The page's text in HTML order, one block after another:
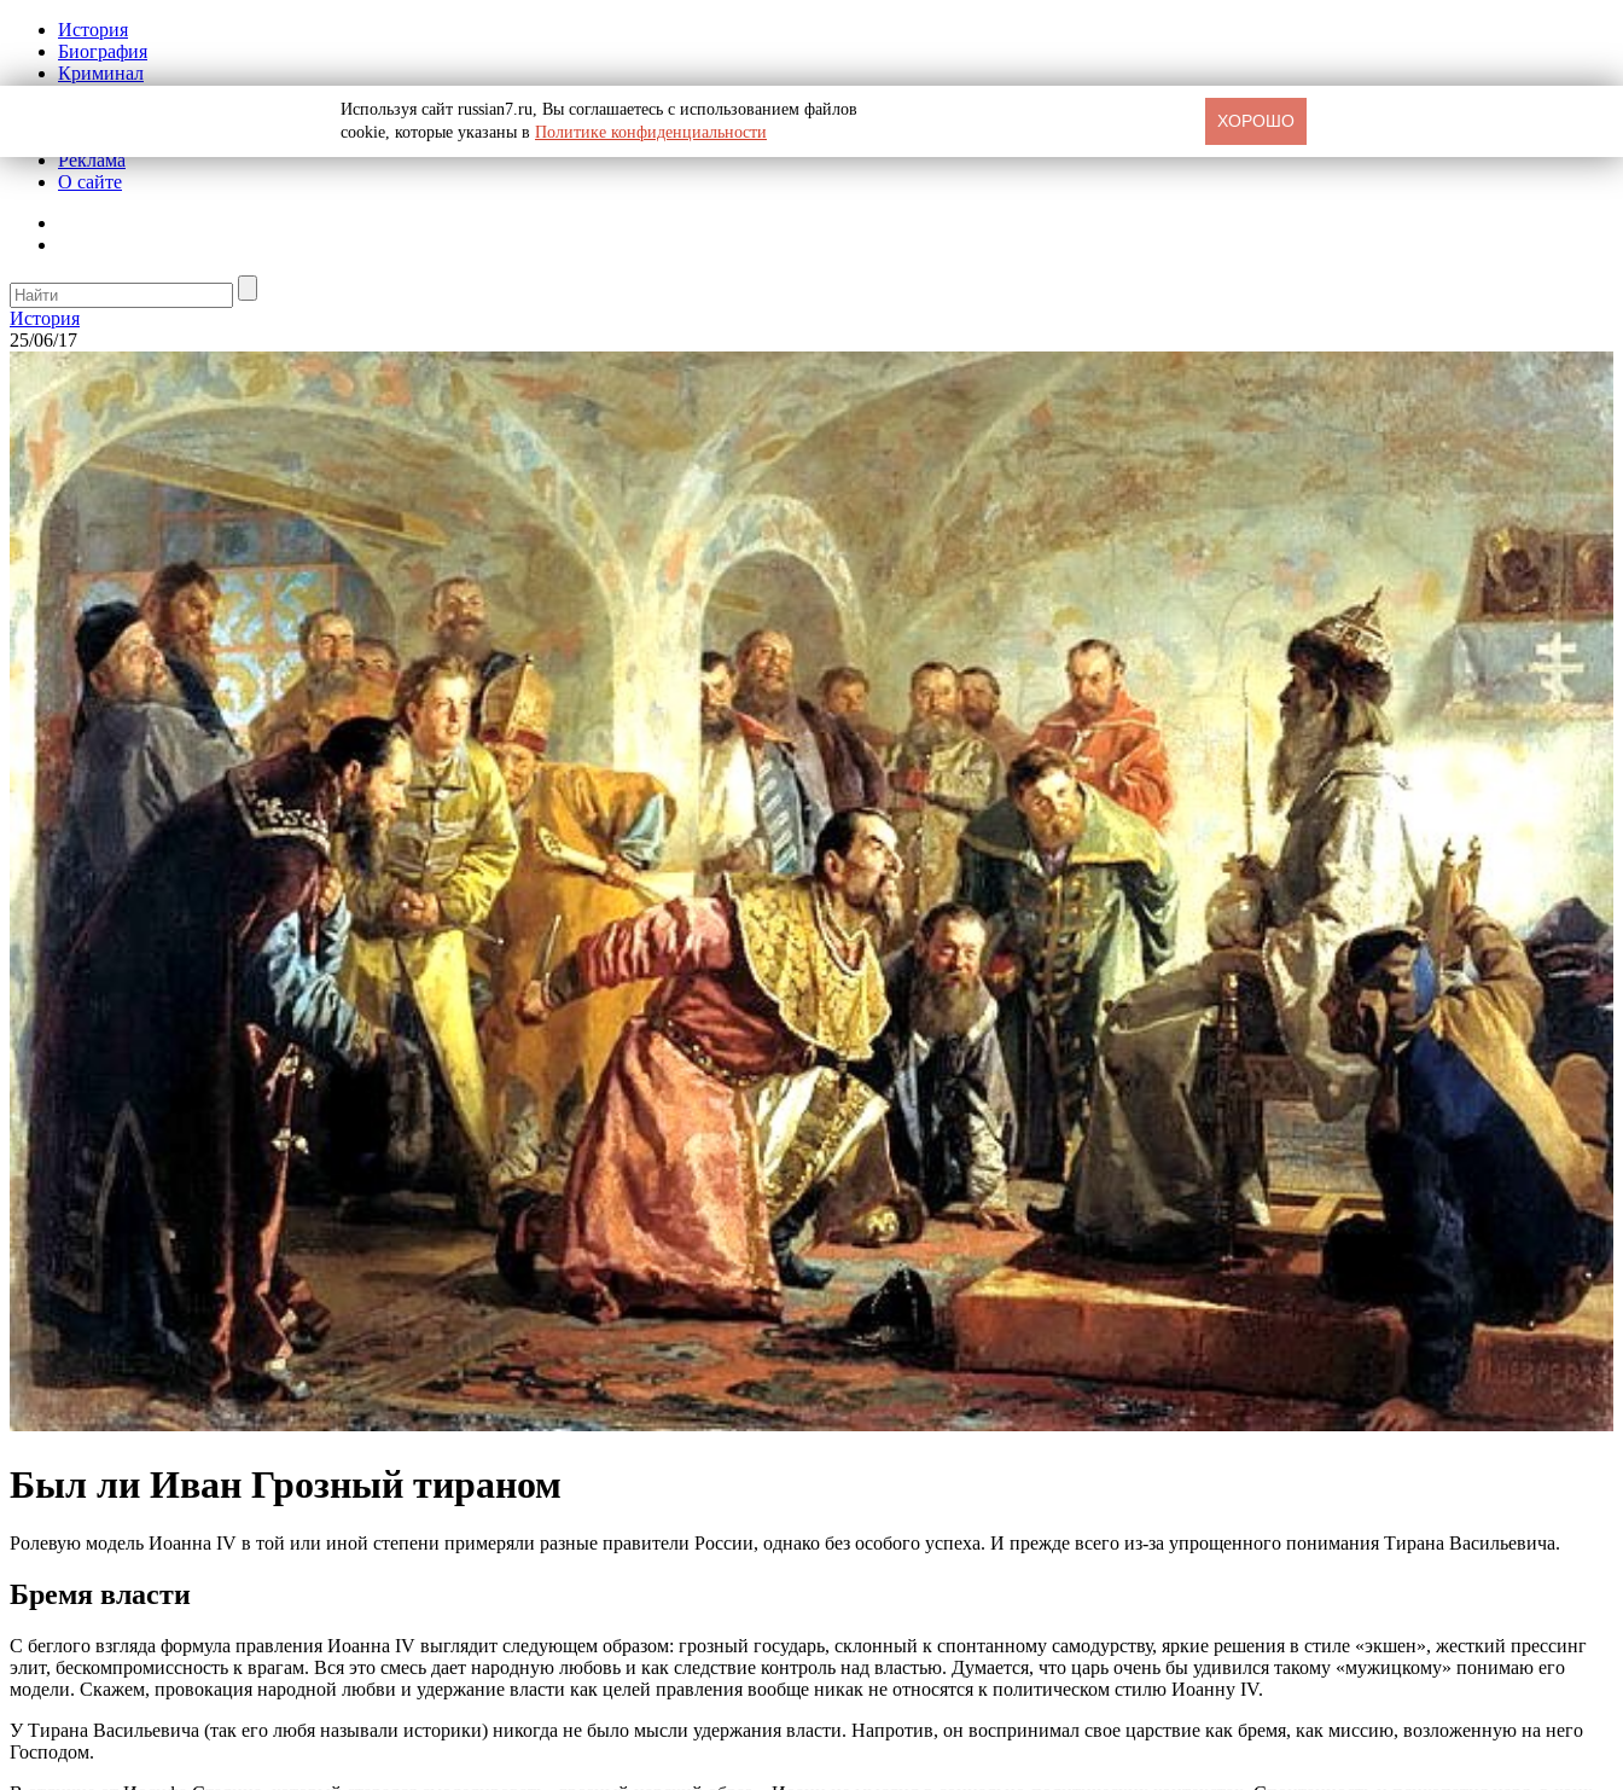
История
Биография
Криминал
Реклама
О сайте
История
25/06/17
Был ли Иван Грозный тираном
Ролевую модель Иоанна IV в той или иной степени примеряли разные правители России, однако без особого успеха. И прежде всего из-за упрощенного понимания Тирана Васильевича.
Бремя власти
С беглого взгляда формула правления Иоанна IV выглядит следующем образом: грозный государь, склонный к спонтанному самодурству, яркие решения в стиле «экшен», жесткий прессинг
элит, бескомпромиссность к врагам. Вся это смесь дает народную любовь и как следствие контроль над властью. Думается, что царь очень бы удивился такому «мужицкому» понимаю его
модели. Скажем, провокация народной любви и удержание власти как целей правления вообще никак не относятся к политическом стилю Иоанну IV.
У Тирана Васильевича (так его любя называли историки) никогда не было мысли удержания власти. Напротив, он воспринимал свое царствие как бремя, как миссию, возложенную на него
Господом.
Используя сайт russian7.ru, Вы соглашаетесь с использованием файлов
cookie, которые указаны в Политике конфиденциальности
ХОРОШО